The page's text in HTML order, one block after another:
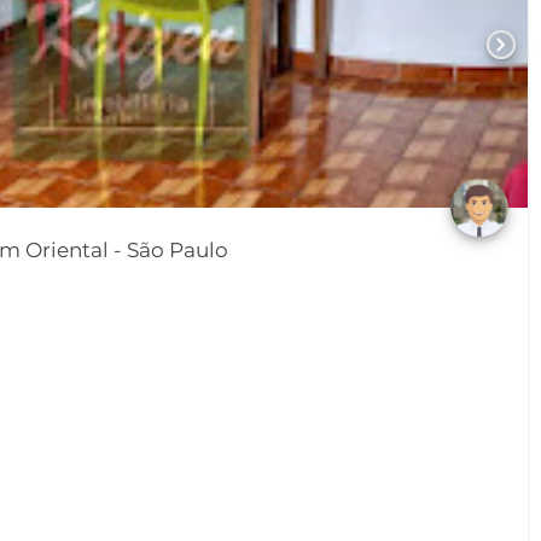
chevron_right
Apartamento em Jardim Oriental - São Paulo